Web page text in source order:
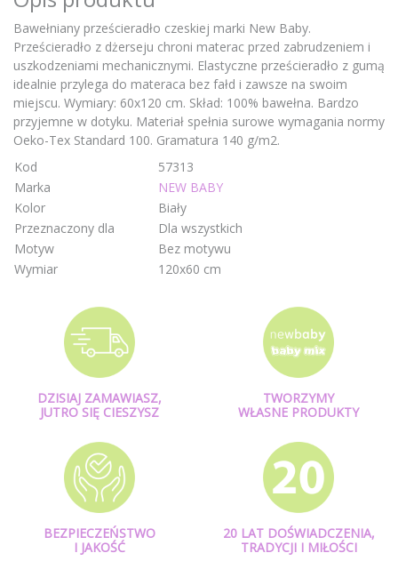
Bawełniany prześcieradło czeskiej marki New Baby.
Prześcieradło z dżerseju chroni materac przed zabrudzeniem i
uszkodzeniami mechanicznymi. Elastyczne prześcieradło z gumą
idealnie przylega do materaca bez fałd i zawsze na swoim
miejscu. Wymiary: 60x120 cm. Skład: 100% bawełna. Bardzo
przyjemne w dotyku. Materiał spełnia surowe wymagania normy
Oeko-Tex Standard 100. Gramatura 140 g/m2.
Kod
57313
Marka
NEW BABY
Kolor
Biały
Przeznaczony dla
Dla wszystkich
Motyw
Bez motywu
Wymiar
120x60 cm
DZISIAJ ZAMAWIASZ,
JUTRO SIĘ CIESZYSZ
TWORZYMY
WŁASNE PRODUKTY
BEZPIECZEŃSTWO
I JAKOŚĆ
20 LAT DOŚWIADCZENIA,
TRADYCJI I MIŁOŚCI